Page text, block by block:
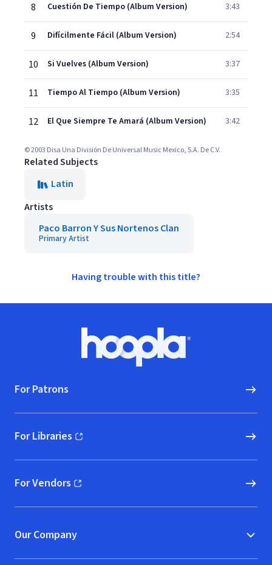
8 Cuestión De Tiempo (Album Version) 3:43
9 Difícilmente Fácil (Album Version) 2:54
10 Si Vuelves (Album Version) 3:37
11 Tiempo Al Tiempo (Album Version) 3:35
12 El Que Siempre Te Amará (Album Version) 3:42
© 2003 Disa Una División De Universal Music Mexico, S.A. De C.V.
Related Subjects
Latin
Artists
Paco Barron Y Sus Nortenos Clan
Primary Artist
Having trouble with this title?
Hoopla logo, Go to homepage
For Patrons
For Libraries
(opens in new window)
For Vendors
(opens in new window)
Our Company